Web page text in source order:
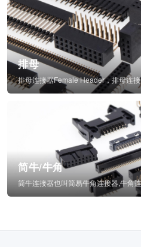
排母
简牛/牛角